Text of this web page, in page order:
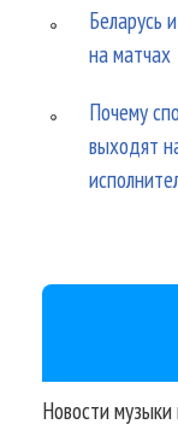
Беларусь
на матчах
Почему
выходят
Новости